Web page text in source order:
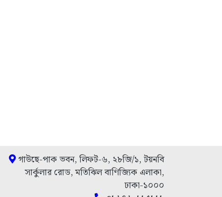
গাউছে-পাক ভবন, লিফট-৬, ২৮জি/১, টয়নবি
সার্কুলার রোড, মতিঝিল বাণিজ্যিক এলাকা,
ঢাকা-১০০০